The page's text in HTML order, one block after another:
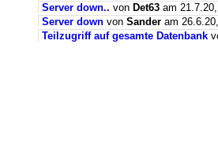
Server down.. von Det63 am
Server down von Sander am
Teilzugriff auf gesamte Datenbank